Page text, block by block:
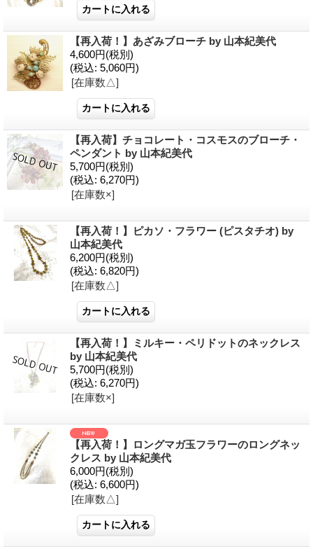
【再入荷！】あざみブローチ by 山本紀美代
4,600円(税別)
(税込: 5,060円)
[在庫数△]
【再入荷】チョコレート・コスモスのブローチ・
ペンダント by 山本紀美代
5,700円(税別)
(税込: 6,270円)
[在庫数×]
【再入荷！】ピカソ・フラワー (ピスタチオ) by
山本紀美代
6,200円(税別)
(税込: 6,820円)
[在庫数△]
【再入荷！】ミルキー・ペリドットのネックレス
by 山本紀美代
5,700円(税別)
(税込: 6,270円)
[在庫数×]
【再入荷！】ロングマガ玉フラワーのロングネッ
クレス by 山本紀美代
6,000円(税別)
(税込: 6,600円)
[在庫数△]